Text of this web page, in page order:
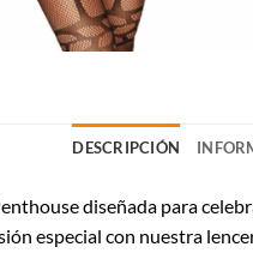
DESCRIPCIÓN
diseñada para
especial con nuestra